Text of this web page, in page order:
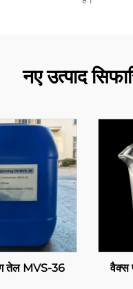
नए उत्पाद
तेल MVS-36 वैक्स